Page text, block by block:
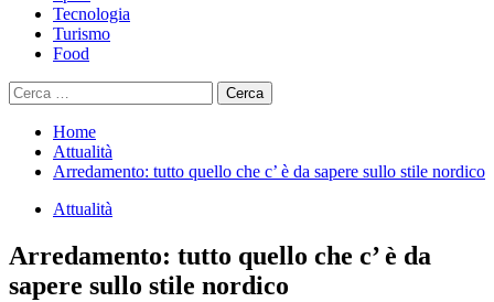
Tecnologia
Turismo
Food
Ricerca
per:
Home
Attualità
Arredamento: tutto quello che c’ è da sapere sullo stile nordico
Attualità
Arredamento: tutto quello che c’ è da
sapere sullo stile nordico